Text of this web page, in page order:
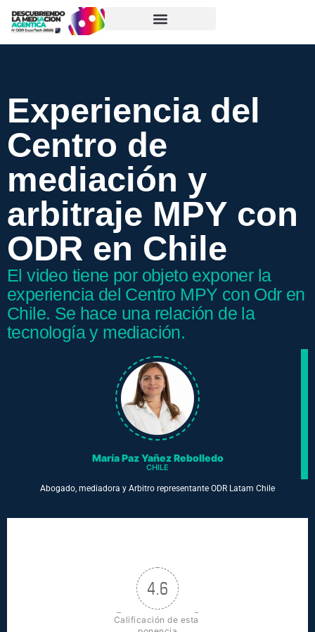
Experiencia del
Centro de
mediación y
arbitraje MPY con
ODR en Chile
El video tiene por objeto exponer la
experiencia del Centro MPY con Odr en
Chile. Se hace una relación de la
tecnología y mediación.
María Paz Yañez Rebolledo
CHILE
Abogado, mediadora y Arbitro representante ODR Latam Chile
4.6
Calificación de esta